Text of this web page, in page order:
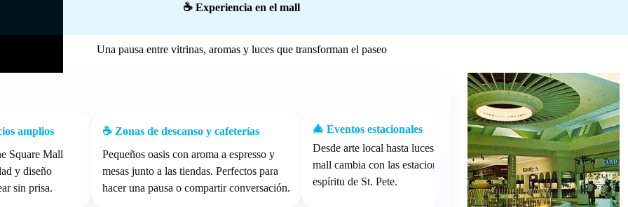
☕ Experiencia en el mall
Una pausa entre vitrinas, aromas y luces que transforman el paseo
amplios
Square Mall
y diseño
sin prisa.
☕ Zonas de descanso y cafeterías
Pequeños oasis con aroma a espresso y
mesas junto a las tiendas. Perfectos para
hacer una pausa o compartir conversación.
🎄 Eventos estacionales
Desde arte local hasta luces navideñas, el
mall cambia con las estaciones y celebra el
espíritu de St. Pete.